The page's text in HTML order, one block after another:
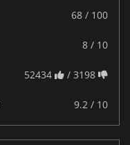
68 / 100
8 / 10
52434 / 3198
9.2 / 10